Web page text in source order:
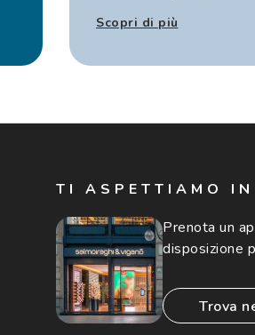
Scopri di più
TI ASPETTIAMO
Prenota un
disposizione
trova